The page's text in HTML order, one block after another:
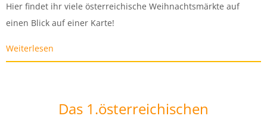
Hier findet ihr viele österreichische Weihnachtsmärkte auf
einen Blick auf einer Karte!
Weiterlesen
Das 1.österreichischen